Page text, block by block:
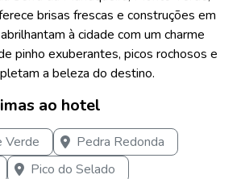
brisas frescas e construções em
à cidade com um charme
pinho exuberantes, picos rochosos e
a beleza do destino.
ao hotel
Verde
Pedra Redonda
Pico do Selado